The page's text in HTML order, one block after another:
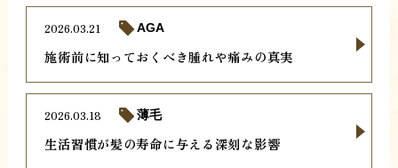
施術前に知っておくべき腫れや痛みの真実
2026.03.21 AGA
生活習慣が髪の寿命に与える深刻な影響
2026.03.18 薄毛